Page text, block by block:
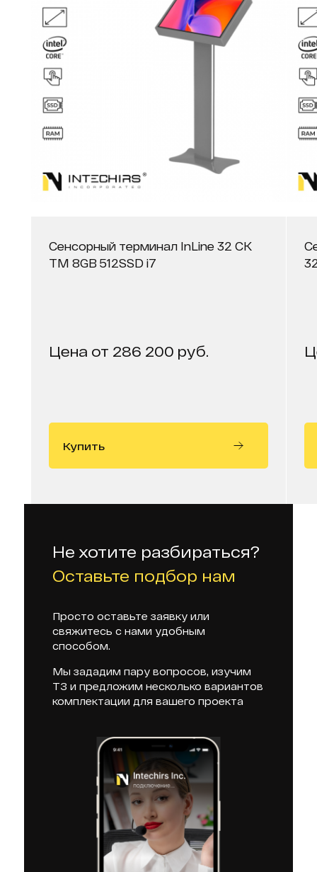
Сенсорный терминал InLine 32 СК
ТМ 8GB 512SSD i7
Цена от 286 200 руб.
Купить
Не хотите разбираться?
Оставьте подбор нам
Просто оставьте заявку или
свяжитесь с нами удобным
способом.
Мы зададим пару вопросов, изучим
ТЗ и предложим несколько вариантов
комплектации для вашего проекта